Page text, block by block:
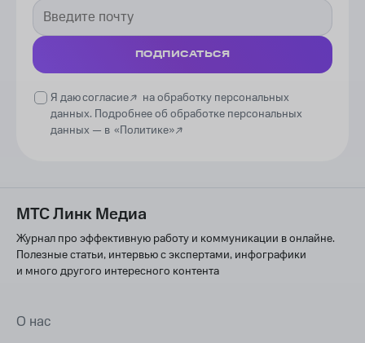
ПОДПИСАТЬСЯ
Я даюсогласие
на обработку персональных
данных. Подробнее об обработке персональных
данных — в «Политике»
МТС Линк Медиа
Журнал про эффективную работу и коммуникации в онлайне.
Полезные статьи, интервью с экспертами, инфографики
и много другого интересного контента
О нас